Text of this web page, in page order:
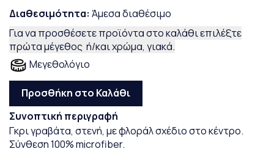
Διαθεσιμότητα: Άμεσα διαθέσιμο
Για να προσθέσετε προϊόντα στο καλάθι επιλέξτε
πρώτα μέγεθος ή/και χρώμα, γιακά.
Μεγεθολόγιο
Προσθήκη στο Καλάθι
Συνοπτική περιγραφή
Γκρι γραβάτα, στενή, με φλοράλ σχέδιο στο κέντρο.
Σύνθεση 100% microfiber.